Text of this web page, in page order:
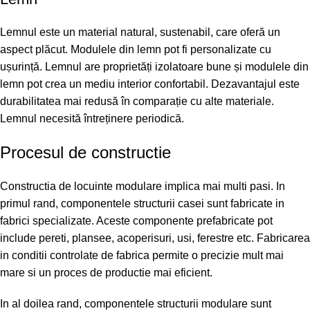
Lemnul este un material natural, sustenabil, care oferă un
aspect plăcut. Modulele din lemn pot fi personalizate cu
ușurință. Lemnul are proprietăți izolatoare bune și modulele din
lemn pot crea un mediu interior confortabil. Dezavantajul este
durabilitatea mai redusă în comparație cu alte materiale.
Lemnul necesită întreținere periodică.
Procesul de constructie
Constructia de locuinte modulare implica mai multi pasi. In
primul rand, componentele structurii casei sunt fabricate in
fabrici specializate. Aceste componente prefabricate pot
include pereti, plansee, acoperisuri, usi, ferestre etc. Fabricarea
in conditii controlate de fabrica permite o precizie mult mai
mare si un proces de productie mai eficient.
In al doilea rand, componentele structurii modulare sunt